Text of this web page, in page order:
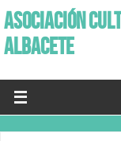
ASOCIACIÓN
ALBACETE